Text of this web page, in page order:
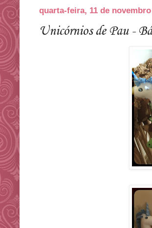
quarta-feira, 11 de novembro
Unicórnios de Pau -